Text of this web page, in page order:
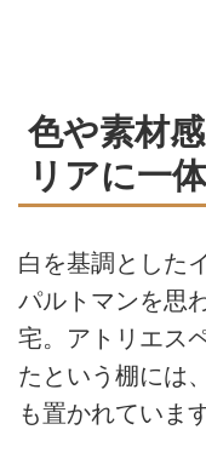
色や素材
リアに一
白を基調とした
パルトマンを思
宅。アトリエス
たという棚には
も置かれています